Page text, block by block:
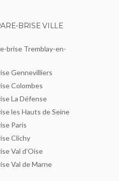
BRISE VILLE
brise Tremblay-en-
Gennevilliers
Colombes
La Défense
les Hauts de Seine
Paris
Clichy
Val d’Oise
Val de Marne